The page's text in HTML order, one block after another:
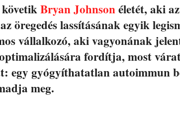
Bryan Johnsonéletét, aki
öregedés lassításának egyik
vállalkozó, aki vagyonának
optimalizálására fordítja, most
egy gyógyíthatatlan autoimmun
meg.